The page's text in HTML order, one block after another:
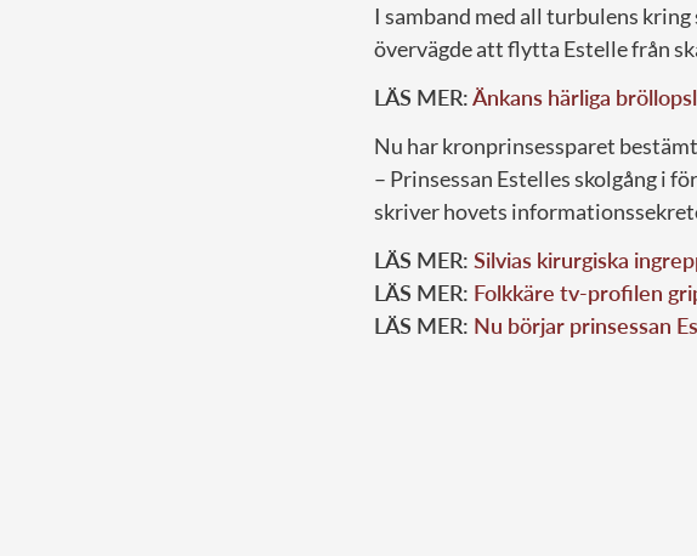
I samband med all turbulens
övervägde att flytta Estelle från
LÄS MER:Änkans härliga
Nu har kronprinsessparet
– Prinsessan Estelles skolgång i
skriver hovets
LÄS MER: Silvias kirurgiska
LÄS MER: Folkkäre tv-profilen
LÄS MER: Nu börjar prinsessan